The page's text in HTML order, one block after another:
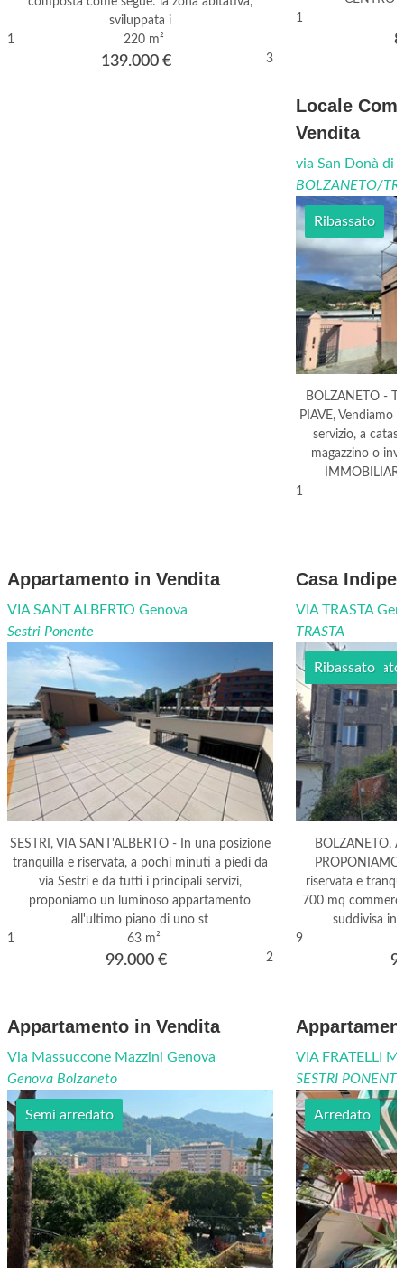
sviluppata i
1
220 m²
3
139.000 €
1
Locale
Vendita
via San Donà di
BOLZANETO/
Ribassato
BOLZANETO -
PIAVE, Vendiamo
servizio, a
magazzino o
1
Appartamento in Vendita
VIA SANT ALBERTO Genova
Sestri Ponente
SESTRI, VIA SANT'ALBERTO - In una posizione
tranquilla e riservata, a pochi minuti a piedi da
via Sestri e da tutti i principali servizi,
proponiamo un luminoso appartamento
all'ultimo piano di uno st
1
63 m²
2
99.000 €
Casa
VIA TRASTA
TRASTA
Semi arredato
Ribassato
BOLZANETO,
riservata e
700 mq
suddivisa in
9
Appartamento in Vendita
Via Massuccone Mazzini Genova
Genova Bolzaneto
Semi arredato
VIA FRATELLI
SESTRI PONENTE
Arredato